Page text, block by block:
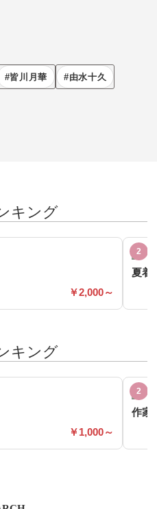
皆川月華 由水十久
キング
2,000～
夏着
キング
1,000～
作家